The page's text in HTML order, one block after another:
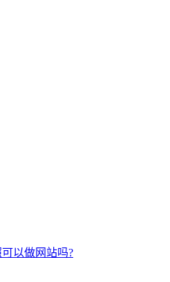
以做网站吗?